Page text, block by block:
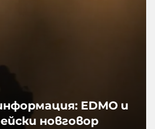
EDMO и
новговор